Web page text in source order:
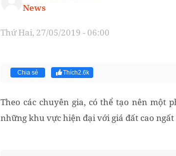
News
Thứ Hai, 27/05/2019 - 06:00
Chia sẻ Thích2.6k
Theo các chuyên gia, có thể tạo nên một
những khu vực hiện đại với giá đất cao ngất